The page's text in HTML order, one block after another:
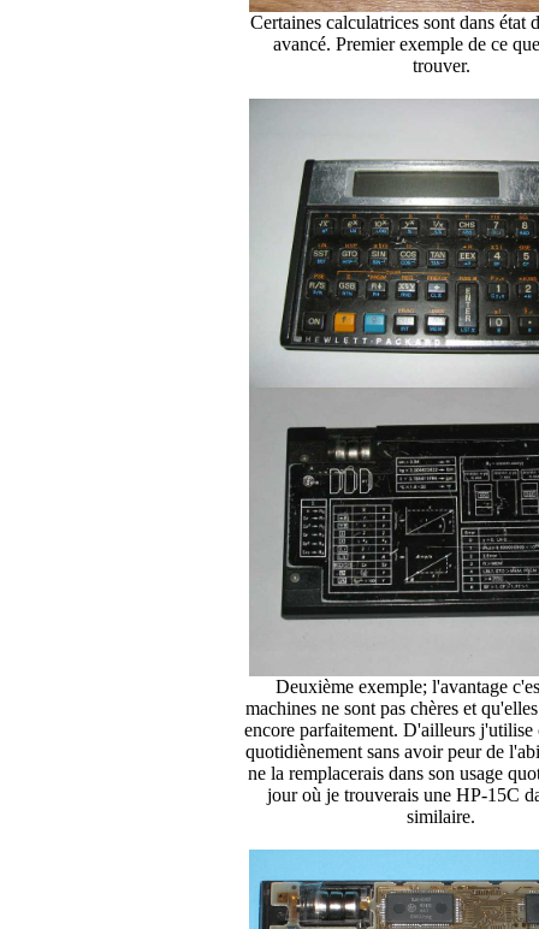
Certaines calculatrices sont dans état
avancé. Premier exemple de ce
trouver.
Deuxième exemple; l'avantage
machines ne sont pas chères et
encore parfaitement. D'ailleurs j'utilise
quotidiènement sans avoir peur de
ne la remplacerais dans son usage
jour où je trouverais une HP-15C
similaire.